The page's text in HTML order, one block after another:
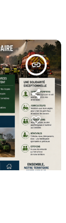
insert_link